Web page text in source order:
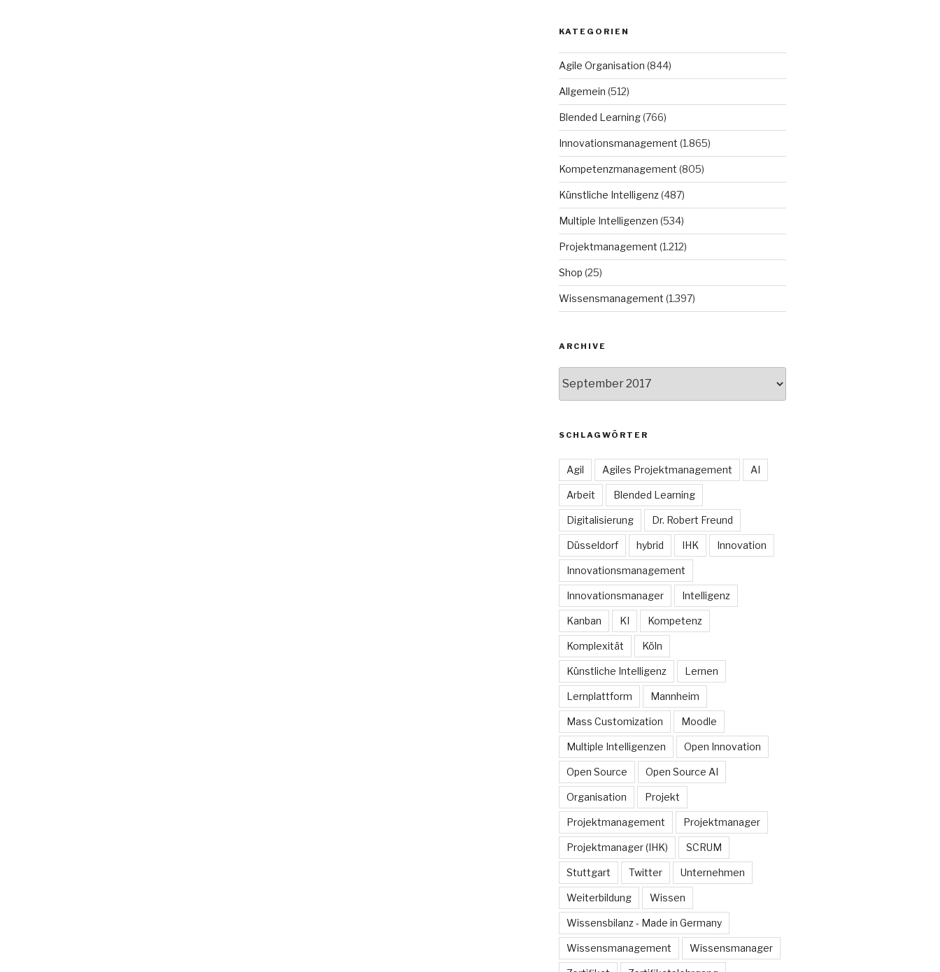
KATEGORIEN
Agile Organisation (844)
Allgemein (512)
Blended Learning(766)
Innovationsmanagement (1.865)
Kompetenzmanagement (805)
Künstliche Intelligenz(487)
Multiple Intelligenzen (534)
Projektmanagement (1.212)
Shop (25)
Wissensmanagement (1.397)
ARCHIVE
SCHLAGWÖRTER
Agil Agiles Projektmanagement AI
Arbeit Blended Learning
Digitalisierung Dr. Robert Freund
Düsseldorf hybrid IHK Innovation
Innovationsmanagement
Innovationsmanager Intelligenz
Kanban KI Kompetenz
Komplexität Köln
Künstliche Intelligenz Lernen
Lernplattform Mannheim
Mass Customization Moodle
Multiple Intelligenzen Open Innovation
Open Source Open Source AI
Organisation Projekt
Projektmanagement Projektmanager
Projektmanager (IHK) SCRUM
Stuttgart Twitter Unternehmen
Weiterbildung Wissen
Wissensbilanz - Made in Germany
Wissensmanagement Wissensmanager